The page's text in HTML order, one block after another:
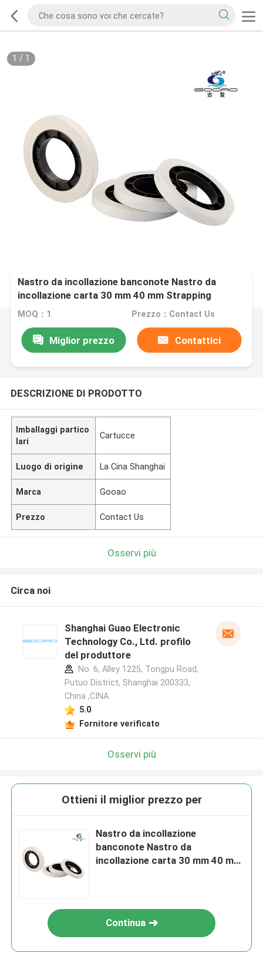
1 / 1
Nastro da incollazione banconote Nastro da
incollazione carta 30 mm 40 mm Strapping
Binding Machine
MOQ：1 Prezzo：Contact Us
Miglior prezzo Contattici
DESCRIZIONE DI PRODOTTO
Imballaggi partico
lari
Cartucce
Luogo di origine La Cina Shanghai
Marca Gooao
Prezzo Contact Us
Osservi più
Circa noi
Shanghai Guao Electronic
Technology Co., Ltd. profilo
del produttore
No. 6, Alley 1225, Tongpu Road,
Putuo District, Shanghai 200333,
China ,CINA
5.0
Fornitore verificato
Osservi più
Ottieni il miglior prezzo per
Nastro da incollazione
banconote Nastro da
incollazione carta 30 mm 40 mm
Continua